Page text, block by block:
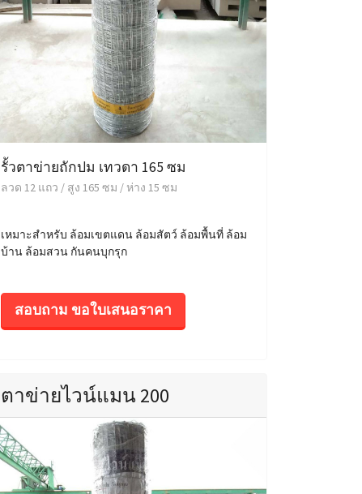
รั้วตาข่ายถักปม เทวดา 165 ซม
ลวด 12 แถว / สูง 165 ซม / ห่าง 15 ซม
เหมาะสำหรับ ล้อมเขตแดน ล้อมสัตว์ ล้อมพื้นที่ ล้อม
บ้าน ล้อมสวน กันคนบุกรุก
สอบถาม ขอใบเสนอราคา
ตาข่ายไวน์แมน 200